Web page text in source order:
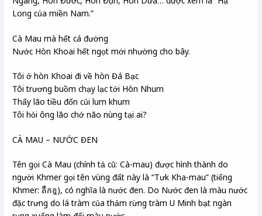
Long của miền Nam.”
Cà Mau mà hết cá đường
Nước Hòn Khoai hết ngọt mới nhường cho bây.
Tôi ở hòn Khoai đi về hòn Đá Bạc
Tôi trương buồm chạy lạc tới Hòn Nhum
Thấy lão tiều đốn củi lum khum
Tôi hỏi ông lão chớ não nùng tại ai?
CÀ MAU – NƯỚC ĐEN
Tên gọi Cà Mau (chính tả cũ: Cà-mau) được hình thành do
người Khmer gọi tên vùng đất này là “Tưk Kha-mau” (tiếng
Khmer: តឹកខ្ម), có nghĩa là nước đen. Do Nước đen là màu nước
đặc trưng do lá tràm của thảm rừng tràm U Minh bạt ngàn